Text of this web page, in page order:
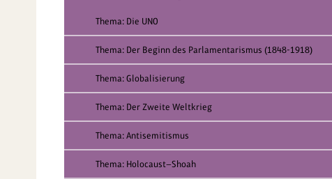
Thema: Die UNO
Thema: Der Beginn des Parlamentarismus (1848-1918)
Thema: Globalisierung
Thema: Der Zweite Weltkrieg
Thema: Antisemitismus
Thema: Holocaust—Shoah